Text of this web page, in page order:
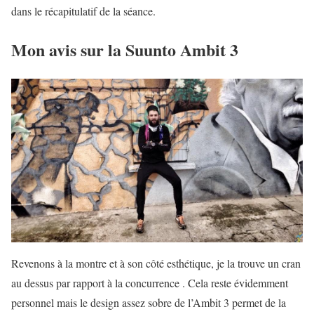
dans le récapitulatif de la séance.
Mon avis sur la Suunto Ambit 3
Revenons à la montre et à son côté esthétique, je la trouve un cran
au dessus par rapport à la concurrence . Cela reste évidemment
personnel mais le design assez sobre de l’Ambit 3 permet de la